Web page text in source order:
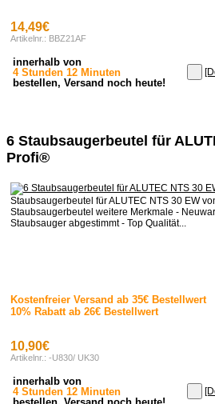
14,49€
Artikelnr.: BBZ21AF
innerhalb von
4 Stunden 12 Minuten
bestellen, Versand noch heute!
6 Staubsaugerbeutel für
Profi®
Staubsaugerbeutel für ALUTEC NTS 30 EW
Staubsaugerbeutel weitere Merkmale -
Staubsauger abgestimmt - Top Qualität...
Kostenfreier Versand ab 35€ Bestellwert
10% Rabatt ab 26€ Bestellwert
10,90€
Artikelnr.: -U830/ UK30
innerhalb von
4 Stunden 12 Minuten